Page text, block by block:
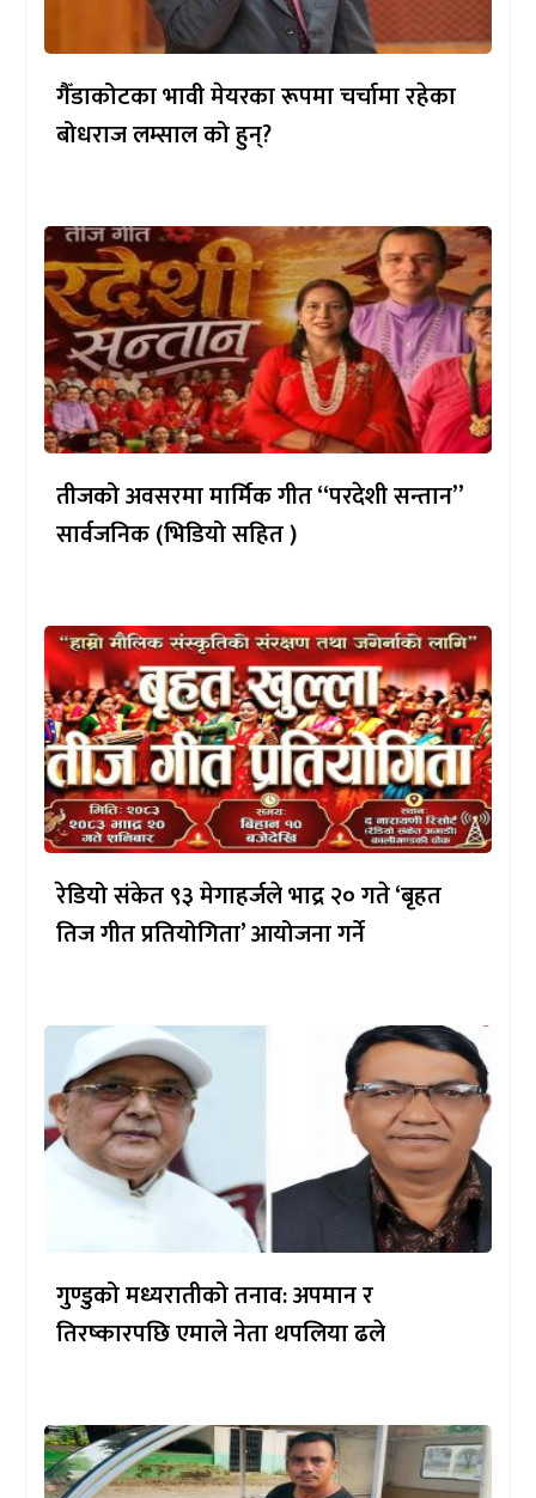
गैँडाकोटका भावी मेयरका रूपमा चर्चामा रहेका
बोधराज लम्साल को हुन्?
तीजको अवसरमा मार्मिक गीत “परदेशी सन्तान”
सार्वजनिक (भिडियो सहित )
रेडियो संकेत ९३ मेगाहर्जले भाद्र २० गते ‘बृहत
तिज गीत प्रतियोगिता’ आयोजना गर्ने
गुण्डुको मध्यरातीको तनाव: अपमान र
तिरष्कारपछि एमाले नेता थपलिया ढले